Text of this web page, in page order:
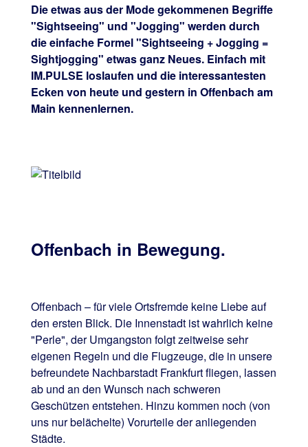
Die etwas aus der Mode gekommenen Begriffe
"Sightseeing" und "Jogging" werden durch
die einfache Formel "Sightseeing + Jogging =
Sightjogging" etwas ganz Neues. Einfach mit
IM.PULSE loslaufen und die interessantesten
Ecken von heute und gestern in Offenbach am
Main kennenlernen.
Offenbach in Bewegung.
Offenbach – für viele Ortsfremde keine Liebe auf
den ersten Blick. Die Innenstadt ist wahrlich keine
"Perle", der Umgangston folgt zeitweise sehr
eigenen Regeln und die Flugzeuge, die in unsere
befreundete Nachbarstadt Frankfurt fliegen, lassen
ab und an den Wunsch nach schweren
Geschützen entstehen. Hinzu kommen noch (von
uns nur belächelte) Vorurteile der anliegenden
Städte.